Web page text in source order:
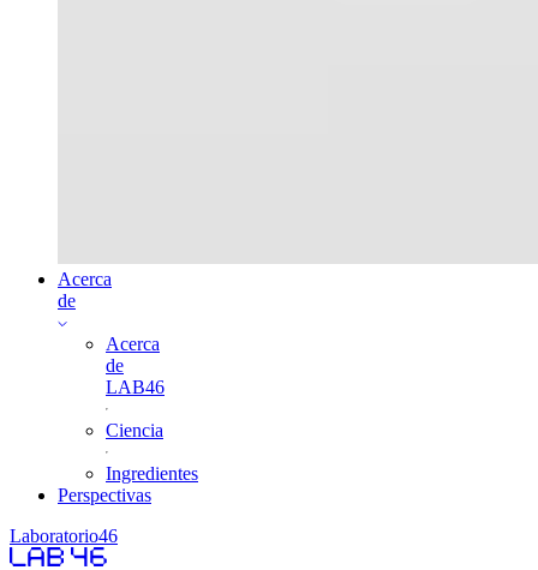
Acerca
de
Acerca
de
LAB46
Ciencia
Ingredientes
Perspectivas
Laboratorio46